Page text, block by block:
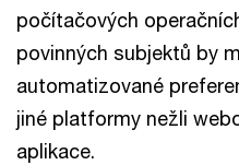
počítačových
povinných subjektů by
automatizované
jiné platformy nežli
aplikace.